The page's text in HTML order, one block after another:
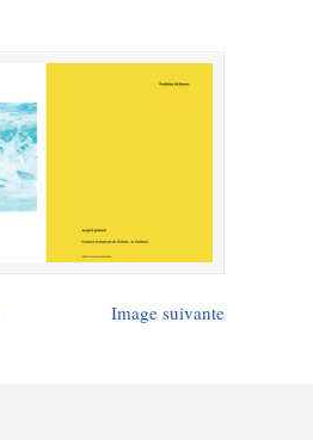
Image suivante